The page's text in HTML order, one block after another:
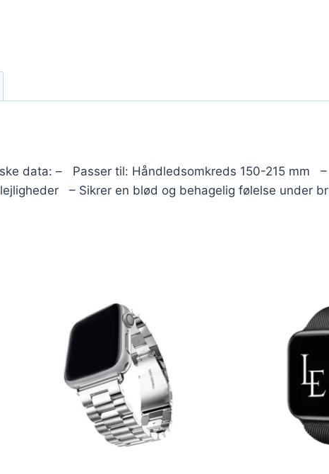
data: – Passer til: Håndledsomkreds 150-215
– Sikrer en blød og behagelig følelse under